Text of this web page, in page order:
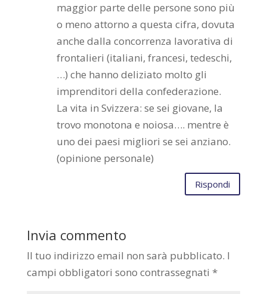
maggior parte delle persone sono più
o meno attorno a questa cifra, dovuta
anche dalla concorrenza lavorativa di
frontalieri (italiani, francesi, tedeschi,
…) che hanno deliziato molto gli
imprenditori della confederazione.
La vita in Svizzera: se sei giovane, la
trovo monotona e noiosa…. mentre è
uno dei paesi migliori se sei anziano.
(opinione personale)
Rispondi
Invia commento
Il tuo indirizzo email non sarà pubblicato. I
campi obbligatori sono contrassegnati *